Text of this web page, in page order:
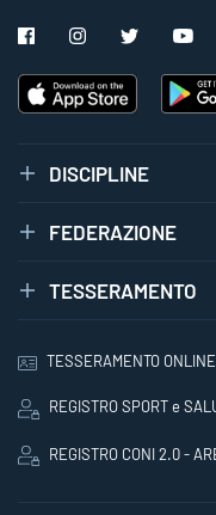
DISCIPLINE
FEDERAZIONE
TESSERAMENTO
TESSERAMENTO ONLINE
REGISTRO SPORT e
REGISTRO CONI 2.0 -